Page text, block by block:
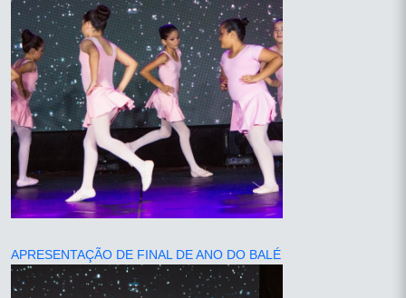
APRESENTAÇÃO DE FINAL DE ANO DO BALÉ